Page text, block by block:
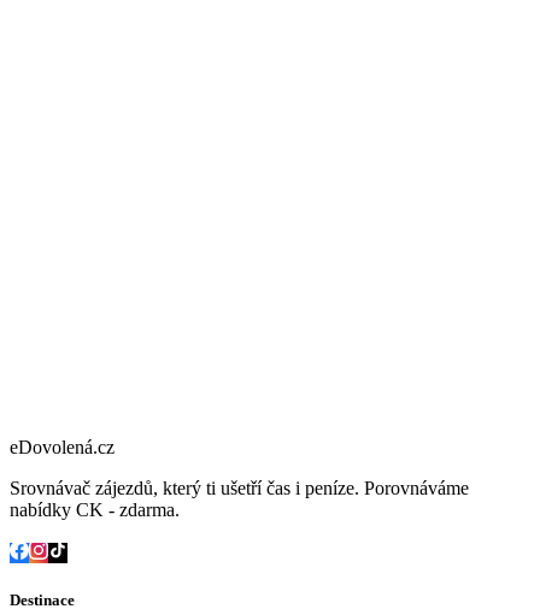
eDovolená.cz
Srovnávač zájezdů, který ti ušetří čas i peníze. Porovnáváme
nabídky CK - zdarma.
Destinace